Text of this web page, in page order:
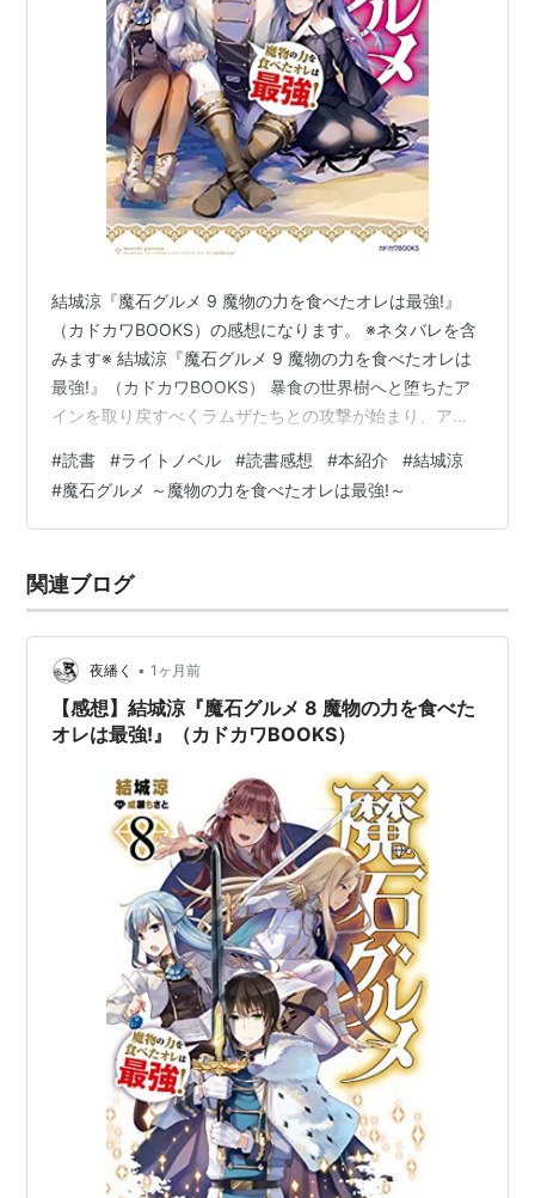
結城涼『魔石グルメ 9 魔物の力を食べたオレは最強!』
（カドカワBOOKS）の感想になります。 ※ネタバレを含
みます※ 結城涼『魔石グルメ 9 魔物の力を食べたオレは
最強!』（カドカワBOOKS） 暴食の世界樹へと堕ちたア
インを取り戻すべくラムザたちとの攻撃が始まり、アイ
とはできるのか。 あらすじ 結城涼『魔石グルメ 9 魔物の
力を食べたオレは最強!』（カドカワBOOKS） 魔石グル
メ ９ 魔物の力を食べたオレは最強！ (カドカワBOOKS)
たアインを取り戻すべくラムザたちと…
#読書 #ライトノベル #読書感想 #本紹介 #結城涼
#魔石グルメ ～魔物の力を食べたオレは最強!～
関連ブログ
夜繙く • 1ヶ月前
【感想】結城涼『魔石グルメ 8 魔物の力を食べた
オレは最強!』（カドカワBOOKS）